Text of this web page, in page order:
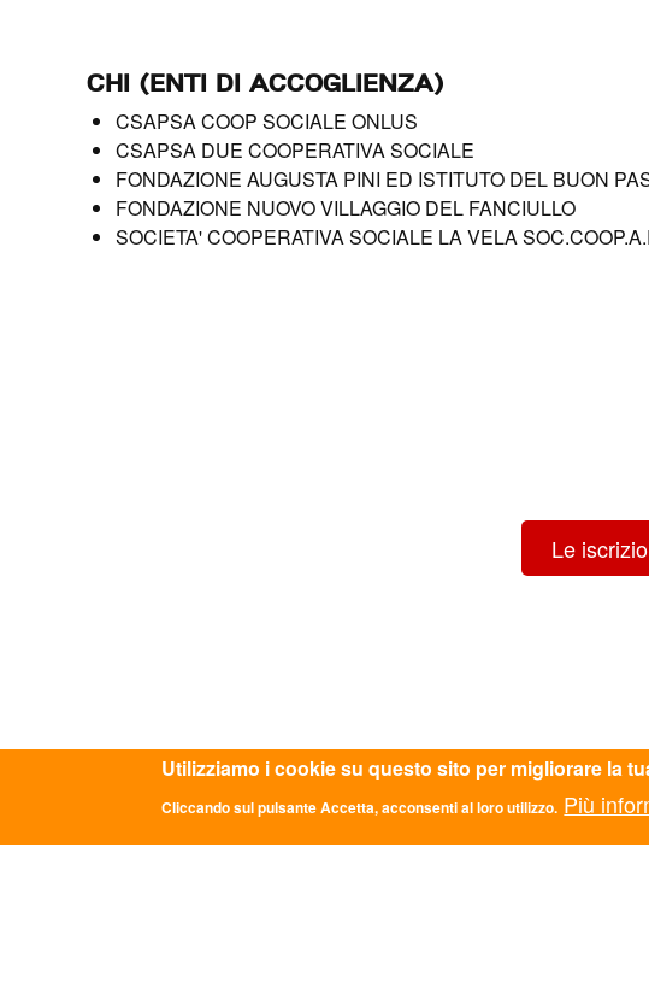
CHI (ENTI DI ACCOGLIENZA)
CSAPSA COOP SOCIALE ONLUS
CSAPSA DUE COOPERATIVA SOCIALE
FONDAZIONE AUGUSTA PINI ED ISTITUTO DEL BUON
FONDAZIONE NUOVO VILLAGGIO DEL FANCIULLO
SOCIETA' COOPERATIVA SOCIALE LA VELA
Le
Utilizziamo i cookie su questo sito per migliorare la
Cliccando sul pulsante Accetta, acconsenti al loro utilizzo. Più